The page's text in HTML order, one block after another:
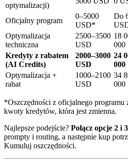
optymalizacji)
Oficjalny program
0–5000
USD*
Do
Optymalizacja
techniczna
2500–3500
USD
18
000
Kredyty z rabatem
(AI Credits)
2000–3000
USD
24
000
Optymalizacja +
rabat
1000–2100
USD
34
000
*Oszczędności z oficjalnego programu
kwoty kredytów, która jest zmienna.
Najlepsze podejście? Połącz opcje 2 i
prompty i routing, a następnie kup
Kumuluj oszczędności.